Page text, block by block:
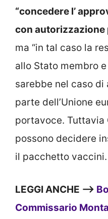
“concedere l’
con autorizzazione
ma “in tal caso la
allo Stato membro
sarebbe nel caso di
parte dell’Unione
portavoce. Tuttavia
possono decidere
il pacchetto vaccini.
LEGGI ANCHE –>
Commissario